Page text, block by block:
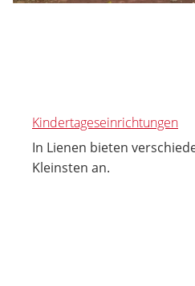
Kindertageseinrichtungen
In Lienen bieten
Kleinsten an.